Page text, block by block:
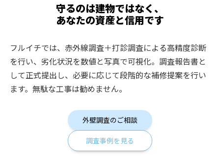
守るのは建物ではなく、
あなたの資産と信用です
フルイチでは、赤外線調査＋打診調査による高精度診断
を行い、劣化状況を数値と写真で可視化。調査報告書と
して正式提出し、必要に応じて段階的な補修提案を行い
ます。無駄な工事は勧めません。
外壁調査のご相談
調査事例を見る